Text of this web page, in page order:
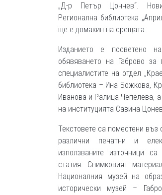
„Д-р Петър Цончев“.
Регионална библиотека
ще е домакин на срещата.
Изданието е посветено
обявяването на Габрово за
специалистите на отдел
библиотека – Ина Божкова,
Иванова и Ралица Чепелева,
на институцията Савина
Текстовете са поместени въз
различни печатни и
използваните източници
статия. Снимковият
Националния музей на
исторически музей –